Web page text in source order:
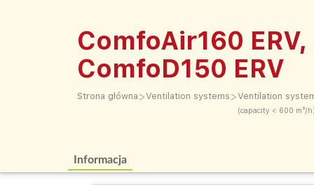
ComfoAir160
ComfoD150 ERV
Strona główna >Ventilation systems >Ventilation
(capacity < 600 m³/
Informacja